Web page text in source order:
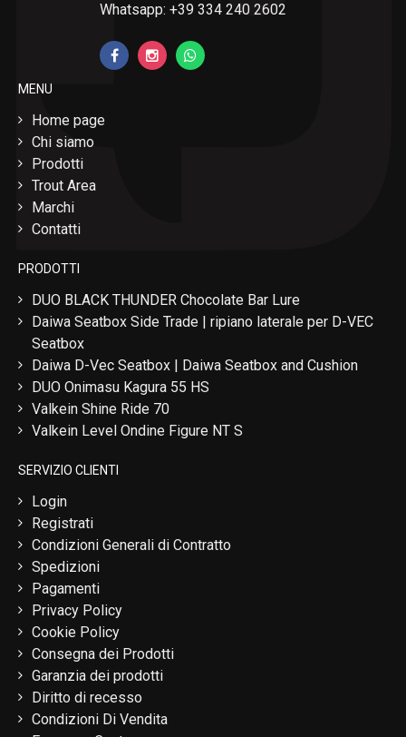
Whatsapp: +39 334 240 2602
MENU
Home page
Chi siamo
Prodotti
Trout Area
Marchi
Contatti
PRODOTTI
DUO BLACK THUNDER Chocolate Bar Lure
Daiwa Seatbox Side Trade | ripiano laterale per D-VEC
Seatbox
Daiwa D-Vec Seatbox | Daiwa Seatbox and Cushion
DUO Onimasu Kagura 55 HS
Valkein Shine Ride 70
Valkein Level Ondine Figure NT S
SERVIZIO CLIENTI
Login
Registrati
Condizioni Generali di Contratto
Spedizioni
Pagamenti
Privacy Policy
Cookie Policy
Consegna dei Prodotti
Garanzia dei prodotti
Diritto di recesso
Condizioni Di Vendita